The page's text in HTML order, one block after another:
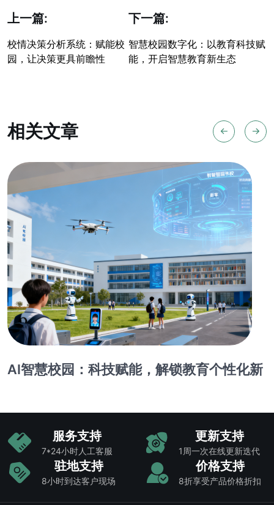
上一篇:
校情决策分析系统：赋能校
园，让决策更具前瞻性
下一篇:
智慧校园数字化：以教育科技赋
能，开启智慧教育新生态
相关文章
AI智慧校园：科技赋能，解锁教育个性化新
服务支持
7*24小时人工客服
更新支持
1周一次在线更新迭代
驻地支持
8小时到达客户现场
价格支持
8折享受产品价格折扣